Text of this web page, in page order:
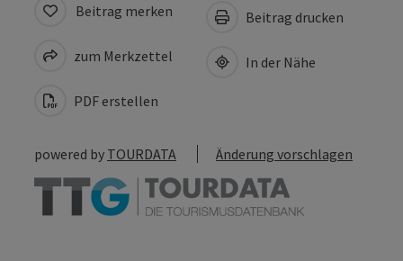
Beitrag merken
zum Merkzettel
PDF erstellen
Beitrag drucken
In der Nähe
powered by TOURDATA Änderung vorschlagen